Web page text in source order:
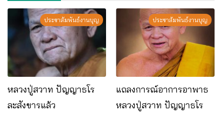
ประชาสัมพันธ์งานบุญ
หลวงปู่สวาท ปัญญาธโร
ละสังขารแล้ว
ประชาสัมพันธ์งานบุญ
แถลงการณ์อาการอาพาธ
หลวงปู่สวาท ปัญญาธโร